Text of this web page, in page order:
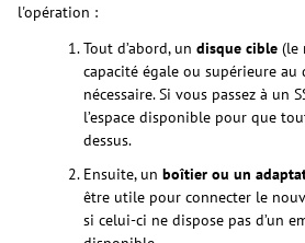
l'opération :
Tout d’abord, un disque cible (le
capacité égale ou supérieure au
nécessaire. Si vous passez à un
l’espace disponible pour que
dessus.
Ensuite, un boîtier ou un
être utile pour connecter le
si celui-ci ne dispose pas d’un